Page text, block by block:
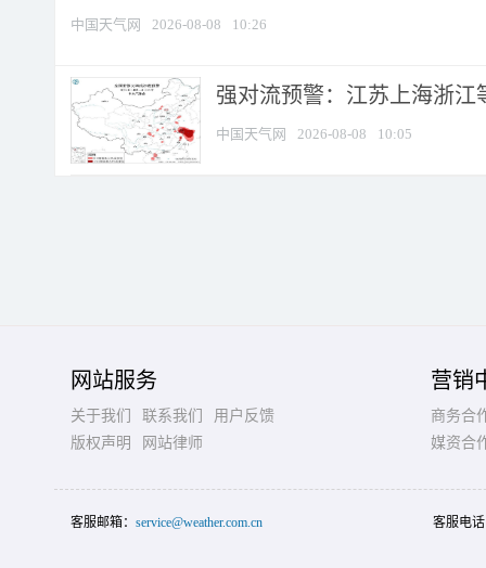
中国天气网 2026-08-08 10:26
强对流预警：江苏上海浙江
中国天气网 2026-08-08 10:05
网站服务
关于我们 联系我们
用户反馈
版权声明
网站律师
营销
商务合
媒资合
客服邮箱： service@weather.com.cn 客服电